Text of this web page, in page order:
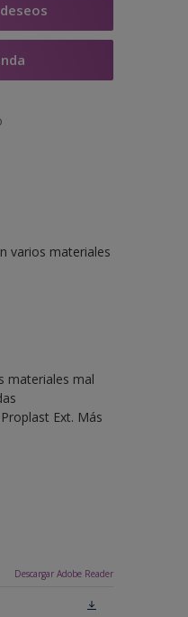
varios materiales
materiales mal
Ext. Más
Descargar Adobe Reader